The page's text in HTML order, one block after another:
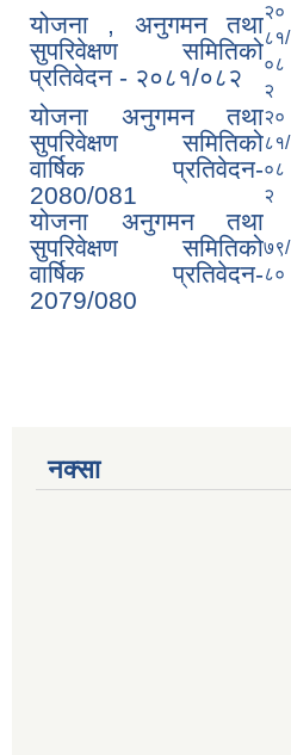
योजना , अनुगमन तथा
सुपरिवेक्षण समितिको
प्रतिवेदन - २०८१/०८२
२०
८१/
०८
२
योजना अनुगमन तथा
सुपरिवेक्षण समितिको
वार्षिक प्रतिवेदन-
2080/081
२०
८१/
०८
२
योजना अनुगमन तथा
सुपरिवेक्षण समितिको
वार्षिक प्रतिवेदन-
2079/080
७९/
८०
नक्सा